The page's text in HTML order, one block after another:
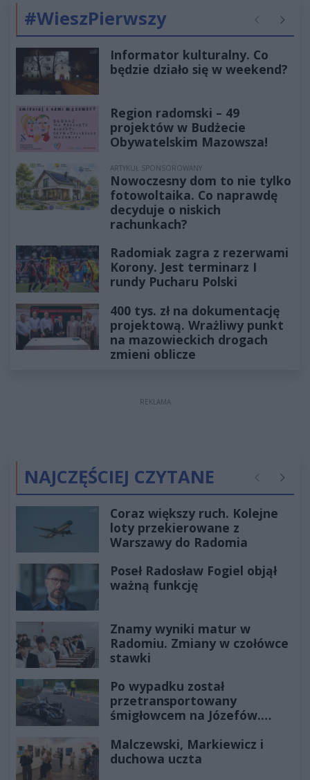
#WieszPierwszy Poprzednie
Informator kulturalny. Co
będzie działo się w weekend?
Region radomski – 49
projektów w Budżecie
Obywatelskim Mazowsza!
ARTYKUŁ SPONSOROWANY
Nowoczesny dom to nie tylko
fotowoltaika. Co naprawdę
decyduje o niskich
rachunkach?
Radomiak zagra z rezerwami
Korony. Jest terminarz I
rundy Pucharu Polski
400 tys. zł na dokumentację
projektową. Wrażliwy punkt
na mazowieckich drogach
zmieni oblicze
REKLAMA
NAJCZĘŚCIEJ CZYTANE Poprzednie
Coraz większy ruch. Kolejne
loty przekierowane z
Warszawy do Radomia
Poseł Radosław Fogiel objął
ważną funkcję
Znamy wyniki matur w
Radomiu. Zmiany w czołówce
stawki
Po wypadku został
przetransportowany
śmigłowcem na Józefów.
Malczewski, Markiewicz i
duchowa uczta